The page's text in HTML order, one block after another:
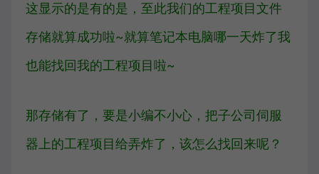
这显示的是有的是，至此我们的工程项目文件
存储就算成功啦~就算笔记本电脑哪一天炸了我
也能找回我的工程项目啦~
那存储有了，要是小编不小心，把子公司伺服
器上的工程项目给弄炸了，该怎么找回来呢？